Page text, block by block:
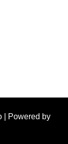
| Powered by